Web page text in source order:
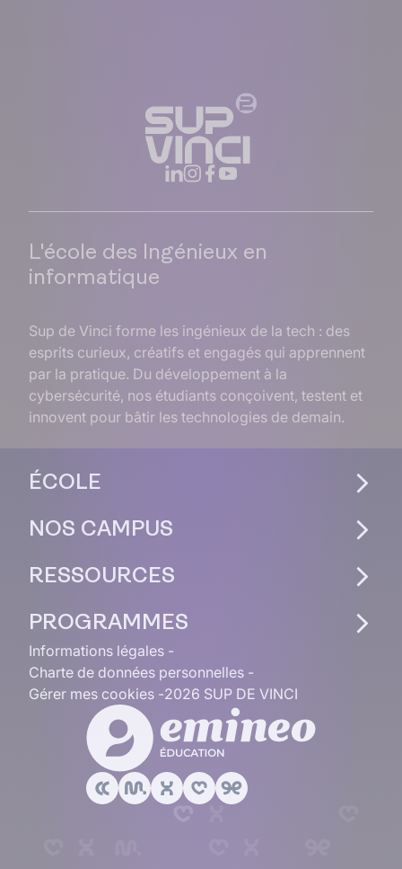
L'école des Ingénieux en
informatique
Sup de Vinci forme les ingénieux de la tech : des
esprits curieux, créatifs et engagés qui apprennent
par la pratique. Du développement à la
cybersécurité, nos étudiants conçoivent, testent et
innovent pour bâtir les technologies de demain.
ÉCOLE
NOS CAMPUS
RESSOURCES
PROGRAMMES
Informations légales
Charte de données personnelles
Gérer mes cookies 2026 SUP DE VINCI